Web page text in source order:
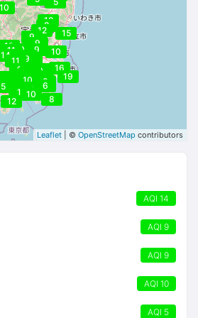
9
11
10
11
8
11
11
12
8
8
15
14
19
13
10
9
8
9
10
10
8
10
12
12
10
13
11
6
13
9
5
9
9
16
19
9
Leaflet | © OpenStreetMap contributors
AQI 14
AQI 9
AQI 9
AQI 10
AQI 5